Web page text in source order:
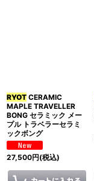
RYOT CERAMIC
MAPLE TRAVELLER
BONG セラミック メー
プル トラベラーセラミ
ックボング
27,500円(税込)